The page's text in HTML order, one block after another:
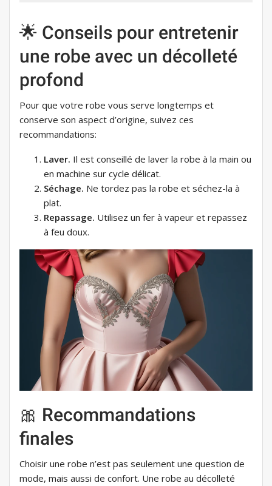
🌟 Conseils pour entretenir
une robe avec un décolleté
profond
Pour que votre robe vous serve longtemps et
conserve son aspect d’origine, suivez ces
recommandations:
Laver. Il est conseillé de laver la robe à la main ou
en machine sur cycle délicat.
Séchage. Ne tordez pas la robe et séchez-la à
plat.
Repassage. Utilisez un fer à vapeur et repassez
à feu doux.
🎀 Recommandations
finales
Choisir une robe n’est pas seulement une question de
mode, mais aussi de confort. Une robe au décolleté